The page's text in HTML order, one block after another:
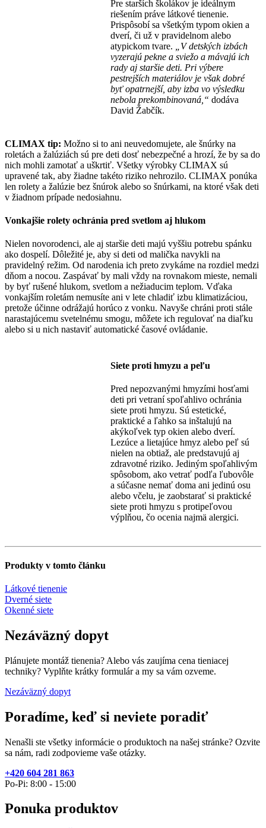
Pre starších školákov je ideálnym
riešením práve látkové tienenie.
Prispôsobí sa všetkým typom okien a
dverí, či už v pravidelnom alebo
atypickom tvare.
„V detských izbách
vyzerajú pekne a sviežo a mávajú ich
rady aj staršie deti. Pri výbere
pestrejších materiálov je však dobré
byť opatrnejší, aby izba vo výsledku
nebola prekombinovaná,“ ​​dodáva
David Žabčík.
CLIMAX tip: Možno si to ani neuvedomujete, ale šnúrky na
roletách a žalúziách sú pre deti dosť nebezpečné a hrozí, že by sa do
nich mohli zamotať a uškrtiť. Všetky výrobky CLIMAX sú
upravené tak, aby žiadne takéto riziko nehrozilo. CLIMAX ponúka
len rolety a žalúzie bez šnúrok alebo so šnúrkami, na ktoré však deti
v žiadnom prípade nedosiahnu.
Vonkajšie rolety ochránia pred svetlom aj hlukom
Nielen novorodenci, ale aj staršie deti majú vyššiu potrebu spánku
ako dospelí. Dôležité je, aby si deti od malička navykli na
pravidelný režim. Od narodenia ich preto zvykáme na rozdiel medzi
dňom a nocou. Zaspávať by mali vždy na rovnakom mieste, nemali
by byť rušené hlukom, svetlom a nežiaducim teplom. Vďaka
vonkajším roletám nemusíte ani v lete chladiť izbu klimatizáciou,
pretože účinne odrážajú horúco z vonku. Navyše chráni proti stále
narastajúcemu svetelnému smogu, môžete ich regulovať na diaľku
alebo si u nich nastaviť automatické časové ovládanie.
Siete proti hmyzu a peľu
Pred nepozvanými hmyzími hosťami
deti pri vetraní spoľahlivo ochránia
siete proti hmyzu. Sú estetické,
praktické a ľahko sa inštalujú na
akýkoľvek typ okien alebo dverí.
Lezúce a lietajúce hmyz alebo peľ sú
nielen na obtiaž, ale predstavujú aj
zdravotné riziko. Jediným spoľahlivým
spôsobom, ako vetrať podľa ľubovôle
a súčasne nemať doma ani jedinú osu
alebo včelu, je zaobstarať si praktické
siete proti hmyzu s protipeľovou
výplňou, čo ocenia najmä alergici.
Produkty v tomto článku
Látkové tienenie
Dverné siete
Okenné siete
Nezáväzný dopyt
Plánujete montáž tienenia? Alebo vás zaujíma cena tieniacej
techniky? Vyplňte krátky formulár a my sa vám ozveme.
Nezáväzný dopyt
Poradíme, keď si neviete poradiť
Nenašli ste všetky informácie o produktoch na našej stránke? Ozvite
sa nám, radi zodpovieme vaše otázky.
+420 604 281 863
Po-Pi: 8:00 - 15:00
Ponuka produktov